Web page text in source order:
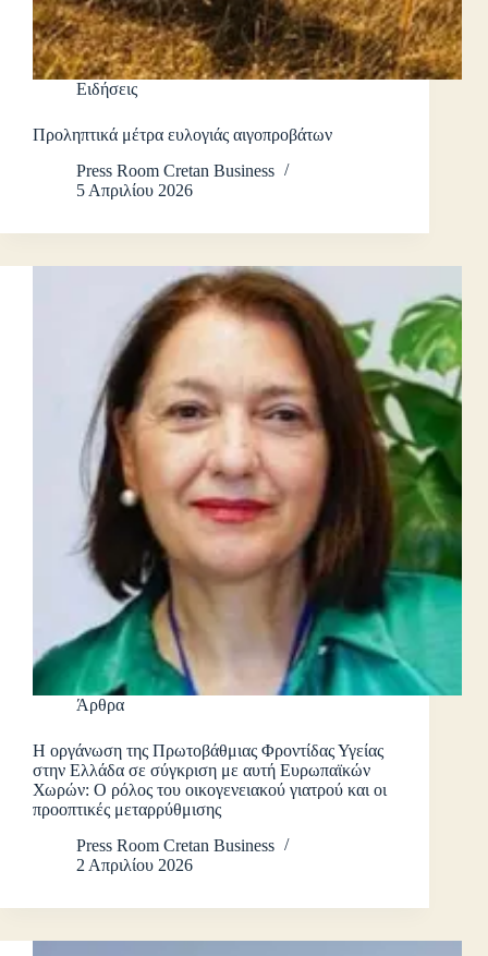
Ειδήσεις
Προληπτικά μέτρα ευλογιάς αιγοπροβάτων
Press Room Cretan Business
5 Απριλίου 2026
Άρθρα
Η οργάνωση της Πρωτοβάθμιας Φροντίδας Υγείας
στην Ελλάδα σε σύγκριση με αυτή Ευρωπαϊκών
Χωρών: Ο ρόλος του οικογενειακού γιατρού και οι
προοπτικές μεταρρύθμισης
Press Room Cretan Business
2 Απριλίου 2026